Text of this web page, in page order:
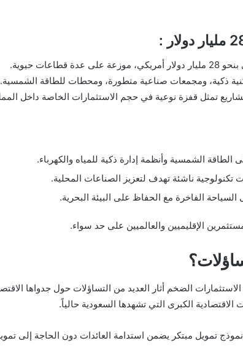
حيوية.
ذكية، ومجمعات صناعية متطورة، ومحطات للطاقة الشمسية.
تمثل قفزة نوعية في حجم الاستثمارات الخاصة داخل
الشمسية وأنظمة إدارة ذكية للمياه والكهرباء.
ناشئة تهدف لتعزيز الصناعات المحلية.
الفاخرة مع الحفاظ على البيئة البحرية.
الإقليميين والعالميين على حد سواء.
الضخم أثار العديد من التساؤلات حول جدواها
الكبرى التي تشهدها السعودية حالياً.
تمويل مبتكر يضمن استدامة العائدات دون الحاجة إلى